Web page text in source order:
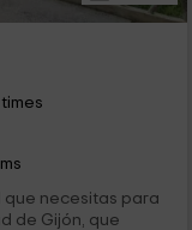
que necesitas para
de Gijón, que